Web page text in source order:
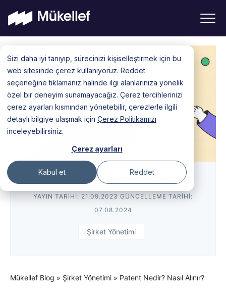
Sizi daha iyi tanıyıp, sürecinizi kişiselleştirmek için bu
web sitesinde çerez kullanıyoruz. Reddet
seçeneğine tıklamanız halinde ilgi alanlarınıza yönelik
özel bir deneyim sunamayacağız. Çerez tercihlerinizi
çerez ayarları kısmından yönetebilir, çerezlerle ilgili
detaylı bilgiye ulaşmak için Çerez Politikamızı
inceleyebilirsiniz.
Çerez ayarları
Kabul et Reddet
content
Patent Nedir? Nasıl Alınır?
YAYIN TARIHI: 21.09.2023 GÜNCELLEME TARIHI:
07.08.2024
Şirket Yönetimi
Mükellef Blog » Şirket Yönetimi » Patent Nedir? Nasıl Alınır?